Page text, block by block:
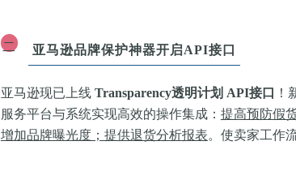
二 亚马逊品牌保护神器开启API接口
亚马逊现已上线 Transparency透明计划 API接口
！
服务平台与系统实现高效的操作集成： 提高预防假
增加品牌曝光度；提供退货分析报表。使卖家工作